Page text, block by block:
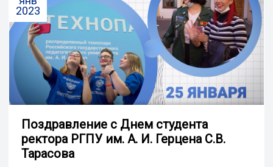
2023
Поздравление с Днем студента
ректора РГПУ им. А. И. Герцена С.В.
Тарасова